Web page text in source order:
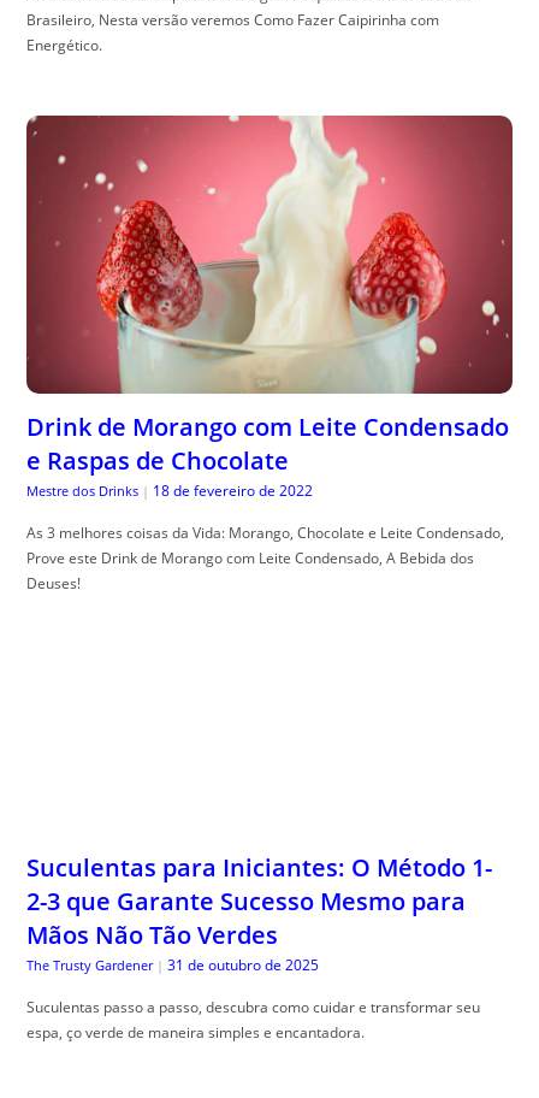
Brasileiro, Nesta versão veremos Como Fazer Caipirinha com
Energético.
Drink de Morango com Leite Condensado
e Raspas de Chocolate
Mestre dos Drinks | 18 de fevereiro de 2022
As 3 melhores coisas da Vida: Morango, Chocolate e Leite Condensado,
Prove este Drink de Morango com Leite Condensado, A Bebida dos
Deuses!
Suculentas para Iniciantes: O Método 1-
2-3 que Garante Sucesso Mesmo para
Mãos Não Tão Verdes
The Trusty Gardener | 31 de outubro de 2025
Suculentas passo a passo, descubra como cuidar e transformar seu
espa, ço verde de maneira simples e encantadora.